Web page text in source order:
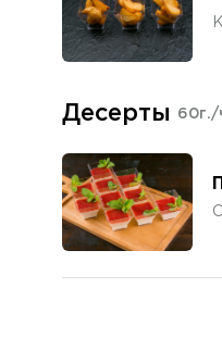
Десерты 60г./